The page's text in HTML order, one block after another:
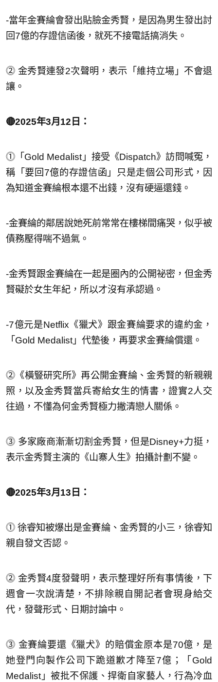
-當年金賽綸會發出貼臉金秀賢，是因為男生發出討
回7億的存證信函後，就死不接電話搞消失。
⓶ 金秀賢連發2次聲明，表示「維持立場」不會退
讓。
🔴2025年3月12日：
⓵「Gold Medalist」接受《Dispatch》訪問喊冤，
稱「要回7億的存證信函」只是走個公司形式，因
為知道金賽綸根本還不出錢，沒有硬逼還錢。
-金賽綸的鄰居說她死前常常在樓梯間痛哭，似乎被
債務壓得喘不過氣。
-金秀賢跟金賽綸在一起是圈內的公開祕密，但金秀
賢礙於女生年紀，所以才沒有承認過。
-7億元是Netflix《獵犬》跟金賽綸要求的違約金，
「Gold Medalist」代墊後，再要求金賽綸償還。
⓶《橫豎研究所》再公開金賽綸、金秀賢的新親親
照，以及金秀賢當兵寄給女生的情書，證實2人交
往過，不懂為何金秀賢極力撇清戀人關係。
⓷ 多家廠商漸漸切割金秀賢，但是Disney+力挺，
表示金秀賢主演的《山寨人生》拍攝計劃不變。
🔴2025年3月13日：
⓵ 徐睿知被爆出是金賽綸、金秀賢的小三，徐睿知
親自發文否認。
⓶ 金秀賢4度發聲明，表示整理好所有事情後，下
週會一次說清楚，不排除親自開記者會現身給交
代，發聲形式、日期討論中。
⓷ 金賽綸要還《獵犬》的賠償金原本是70億，是
她登門向製作公司下跪道歉才降至7億；「Gold
Medalist」被批不保護、捍衛自家藝人，行為冷血